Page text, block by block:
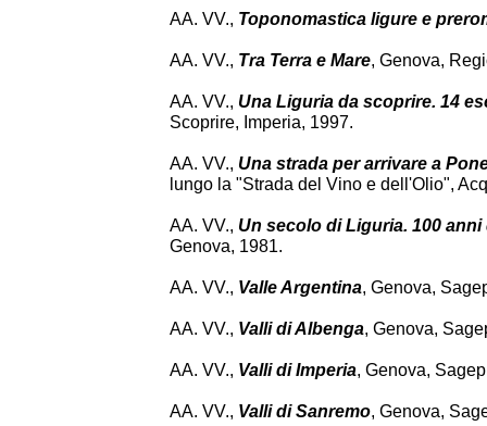
AA. VV., Toponomastica ligure e
AA. VV., Tra Terra e Mare, Genova,
AA. VV., Una Liguria da scoprire. 14
Scoprire, Imperia, 1997.
AA. VV., Una strada per arrivare a
lungo la "Strada del Vino e dell'Olio",
AA. VV., Un secolo di Liguria. 100
Genova, 1981.
AA. VV., Valle Argentina, Genova,
AA. VV., Valli di Albenga, Genova,
AA. VV., Valli di Imperia, Genova,
AA. VV., Valli di Sanremo, Genova,